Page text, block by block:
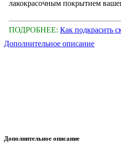
лакокрасочным покрытием
ПОДРОБНЕЕ: Как подкрасить
Дополнительное описание
Дополнительное описание